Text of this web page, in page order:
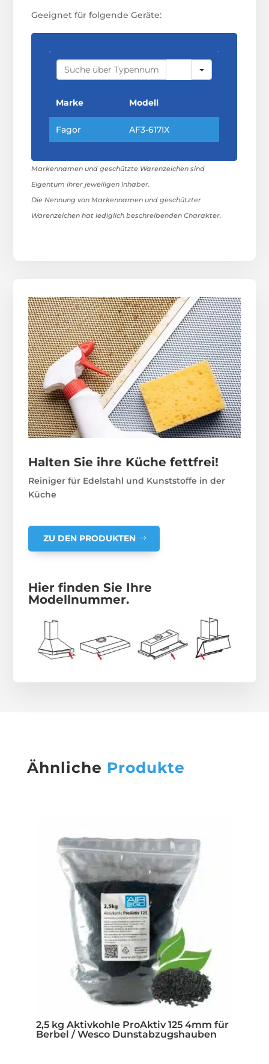
Geeignet für folgende Geräte:
S
A
C
H
Marke Modell
Fagor AF3-617IX
Markennamen und geschützte Warenzeichen sind
Eigentum ihrer jeweiligen Inhaber.
Die Nennung von Markennamen und geschützter
Warenzeichen hat lediglich beschreibenden Charakter.
Halten Sie ihre Küche fettfrei!
Reiniger für Edelstahl und Kunststoffe in der
Küche
ZU DEN PRODUKTEN
Hier finden Sie Ihre
Modellnummer.
Ähnliche Produkte
2,5 kg Aktivkohle ProAktiv 125 4mm für
Berbel / Wesco Dunstabzugshauben